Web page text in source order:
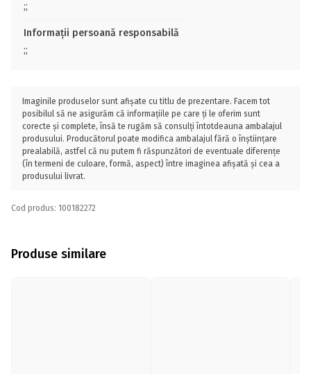
;;
Informații persoană responsabilă
;;
Imaginile produselor sunt afișate cu titlu de prezentare. Facem tot
posibilul să ne asigurăm că informațiile pe care ți le oferim sunt
corecte și complete, însă te rugăm să consulți întotdeauna ambalajul
produsului. Producătorul poate modifica ambalajul fără o înștiințare
prealabilă, astfel că nu putem fi răspunzători de eventuale diferențe
(în termeni de culoare, formă, aspect) între imaginea afișată și cea a
produsului livrat.
Cod produs: 100182272
Produse similare